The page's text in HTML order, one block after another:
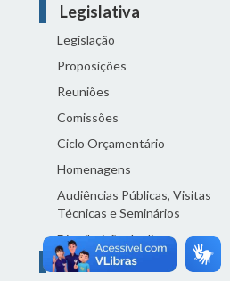
Legislativa
Legislação
Proposições
Reuniões
Comissões
Ciclo Orçamentário
Homenagens
Audiências Públicas, Visitas
Técnicas e Seminários
Distribuição do dia
Comunicação